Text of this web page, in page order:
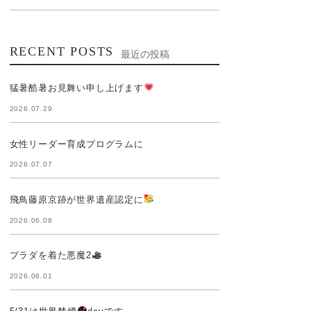
RECENT POSTS 最近の投稿
猛暑酷暑お見舞い申し上げます
2026.07.29
女性リーダー育成プログラムに
2026.07.07
飛鳥藤原京跡が世界遺産認定に
2026.06.08
プラダを着た悪魔2
2026.06.01